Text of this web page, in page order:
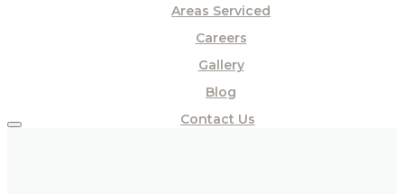
Areas Serviced
Careers
Gallery
Blog
Contact Us